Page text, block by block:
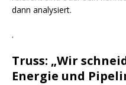
dann analysiert.
.
Truss: „Wir
Energie und